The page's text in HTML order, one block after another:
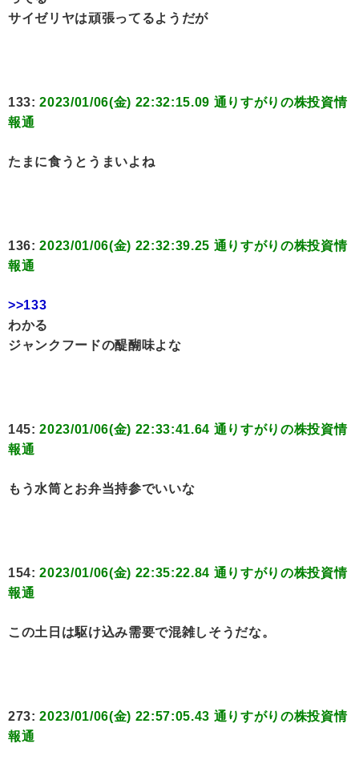
サイゼリヤは頑張ってるようだが
133:2023/01/06(金) 22:32:15.09 通りすがりの株投資情
報通
たまに食うとうまいよね
136:2023/01/06(金) 22:32:39.25 通りすがりの株投資情
報通
>>133
わかる
ジャンクフードの醍醐味よな
145:2023/01/06(金) 22:33:41.64 通りすがりの株投資情
報通
もう水筒とお弁当持参でいいな
154:2023/01/06(金) 22:35:22.84 通りすがりの株投資情
報通
この土日は駆け込み需要で混雑しそうだな。
273:2023/01/06(金) 22:57:05.43 通りすがりの株投資情
報通